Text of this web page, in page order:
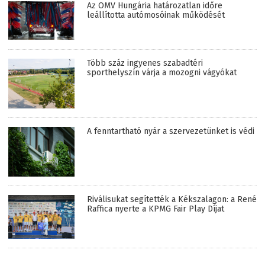
Az OMV Hungária határozatlan időre
leállította autómosóinak működését
Több száz ingyenes szabadtéri
sporthelyszín várja a mozogni vágyókat
A fenntartható nyár a szervezetünket is védi
Riválisukat segítették a Kékszalagon: a René
Raffica nyerte a KPMG Fair Play Díjat